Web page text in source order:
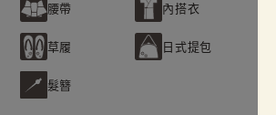
腰帶 內搭衣
草履 日式提包
髮簪